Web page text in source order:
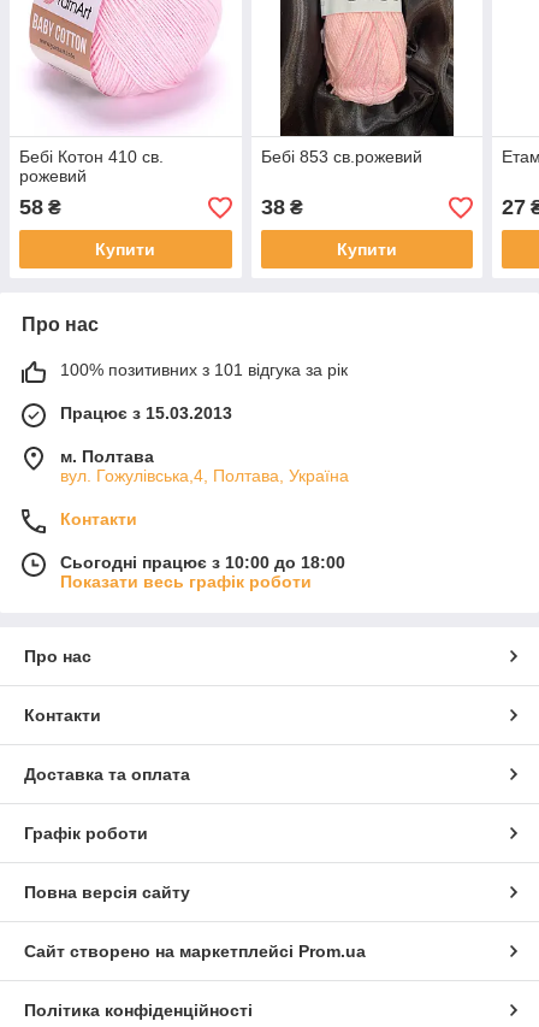
Бебі Котон 410 св.
рожевий
58 ₴
Купити
Бебі 853 св.рожевий
38₴
Купити
27
Про нас
100% позитивних з 101 відгука за рік
Працює з 15.03.2013
м. Полтава
вул. Гожулівська,4, Полтава, Україна
Контакти
Сьогодні працює з 10:00 до 18:00
Показати весь графік роботи
Про нас
Контакти
Доставка та оплата
Графік роботи
Повна версія сайту
Сайт створено на маркетплейсі Prom.ua
Політика конфіденційності